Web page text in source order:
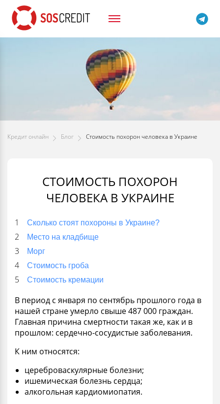
Кредит онлайн Блог Стоимость похорон человека в Украине
СТОИМОСТЬ ПОХОРОН
ЧЕЛОВЕКА В УКРАИНЕ
Сколько стоят похороны в Украине?
Место на кладбище
Морг
Стоимость гроба
Стоимость кремации
В период с января по сентябрь прошлого года в
нашей стране умерло свыше 487 000 граждан.
Главная причина смертности такая же, как и в
прошлом: сердечно-сосудистые заболевания.
К ним относятся:
цереброваскулярные болезни;
ишемическая болезнь сердца;
алкогольная кардиомиопатия.